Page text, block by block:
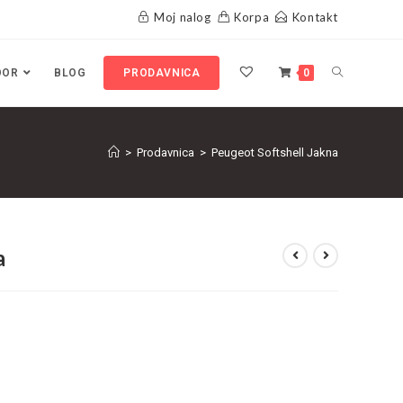
Moj nalog Korpa Kontakt
BLOG PRODAVNICA 0
> Prodavnica > Peugeot Softshell Jakna